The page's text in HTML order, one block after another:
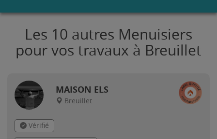
Les 10 autres Menuisiers
pour vos travaux à Breuillet
MAISON ELS
Breuillet
Vérifié